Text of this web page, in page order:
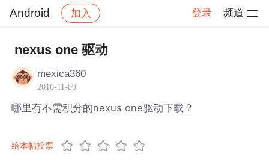
Android 加入 登录 频道
Android 帖子详情
nexus one 驱动
mexica360
2010-11-09
哪里有不需积分的nexus one驱动下载？
给本帖投票